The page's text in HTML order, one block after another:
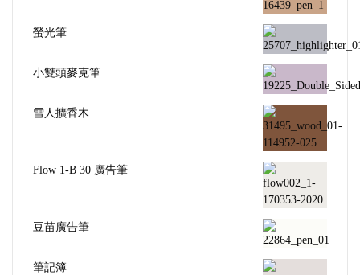
螢光筆
小雙頭麥克筆
雪人擴香木
Flow 1-B 30 廣告筆
豆苗廣告筆
筆記簿